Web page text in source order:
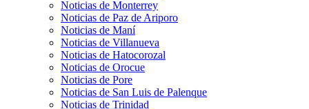
Noticias de Monterrey
Noticias de Paz de Ariporo
Noticias de Maní
Noticias de Villanueva
Noticias de Hatocorozal
Noticias de Orocue
Noticias de Pore
Noticias de San Luis de Palenque
Noticias de Trinidad